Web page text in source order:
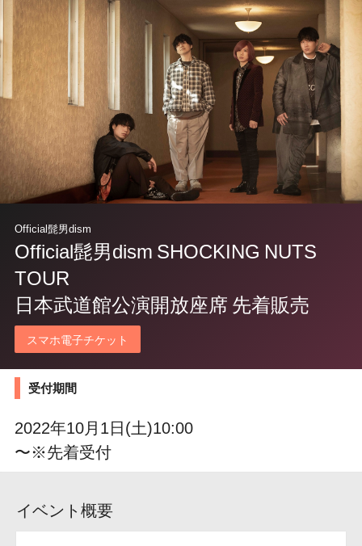
Official髭男dism
Official髭男dism SHOCKING NUTS
TOUR
日本武道館公演開放座席 先着販売
スマホ電子チケット
受付期間
2022年10月1日(土)10:00
〜※先着受付
イベント概要